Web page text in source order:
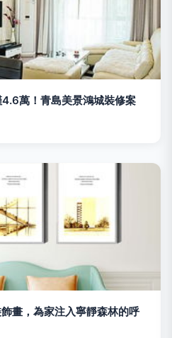
萬！青島美景鴻城裝修案
畫，為家注入寧靜森林的呼